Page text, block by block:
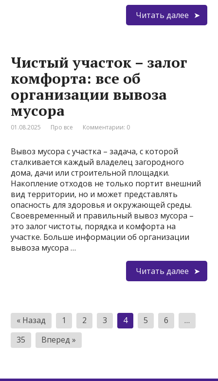
Читать далее
Чистый участок – залог
комфорта: все об
организации вывоза
мусора
01.08.2025 Про все Комментарии: 0
Вывоз мусора с участка – задача, с которой
сталкивается каждый владелец загородного
дома, дачи или строительной площадки.
Накопление отходов не только портит внешний
вид территории, но и может представлять
опасность для здоровья и окружающей среды.
Своевременный и правильный вывоз мусора –
это залог чистоты, порядка и комфорта на
участке. Больше информации об организации
вывоза мусора …
Читать далее
Пагинация
записей
« Назад 1 2 3 4 5 6
…
35
Вперед »